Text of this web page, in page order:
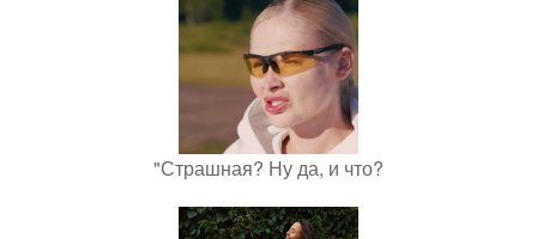
"Страшная? Ну да, и что?